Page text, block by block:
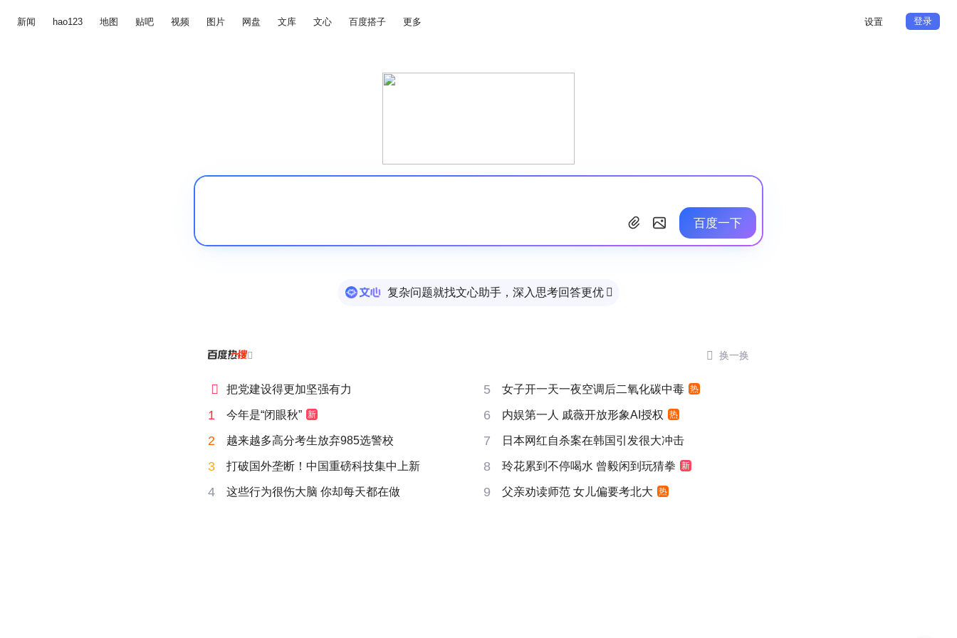
新闻 hao123 地图 贴吧 视频 图片 网盘 文库 文心 百度搭子 更多 设置 登录
百度一下
复杂问题就找文心助手，深入思考回答更优 
  换一换
 把党建设得更加坚强有力 5 女子开一天一夜空调后二氧化碳中毒 热
1 今年是“闭眼秋” 新 6 内娱第一人 戚薇开放形象AI授权 热
2 越来越多高分考生放弃985选警校 7 日本网红自杀案在韩国引发很大冲击
3 打破国外垄断！中国重磅科技集中上新 8 玲花累到不停喝水 曾毅闲到玩猜拳 新
4 这些行为很伤大脑 你却每天都在做 9 父亲劝读师范 女儿偏要考北大 热